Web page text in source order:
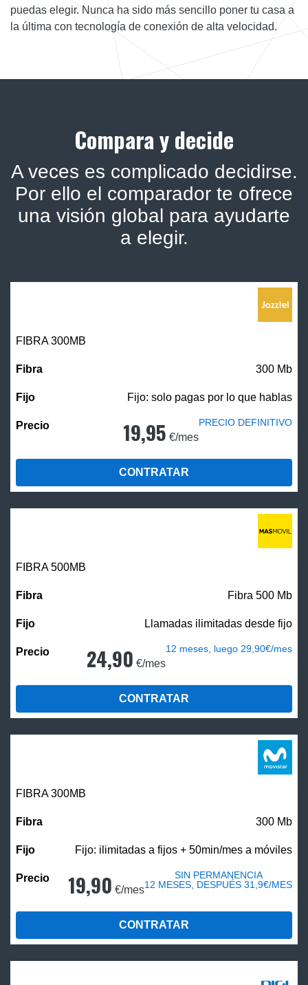
puedas elegir. Nunca ha sido más sencillo poner tu casa a
la última con tecnología de conexión de alta velocidad.
Compara y decide
A veces es complicado decidirse.
Por ello el comparador te ofrece
una visión global para ayudarte
a elegir.
FIBRA 300MB
300 Mb
Fijo: solo pagas por lo que hablas
19,95 €/mes
PRECIO DEFINITIVO
CONTRATAR
FIBRA500MB
Fibra 500 Mb
Llamadas ilimitadas desde fijo
24,90 €/mes
12 meses, luego 29,90€/mes
CONTRATAR
FIBRA 300MB
300 Mb
Fijo: ilimitadas a fijos + 50min/mes a móviles
19,90 €/mes
SIN PERMANENCIA
12 MESES, DESPUÉS 31,9€/MES
CONTRATAR